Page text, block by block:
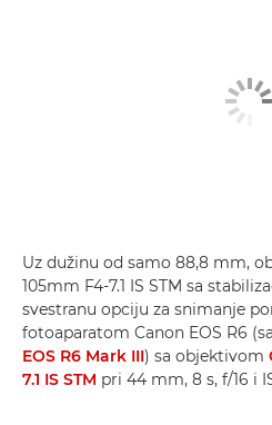
Uz dužinu od samo 88,8 mm,
105mm F4-7.1 IS STM sa
svestranu opciju za snimanje
fotoaparatom Canon EOS R6
EOS R6 Mark III) sa objektivom
7.1 IS STM pri 44 mm, 8 s, f/16 i